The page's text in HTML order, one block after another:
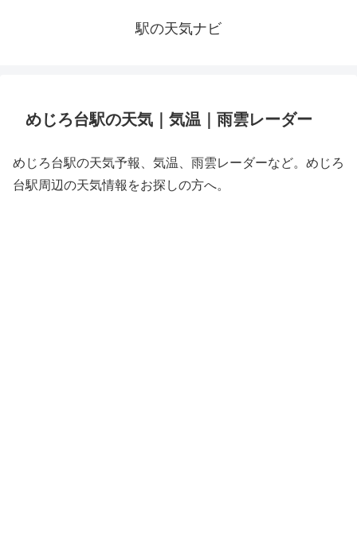
駅の天気ナビ
めじろ台駅の天気｜気温｜雨雲レーダー
めじろ台駅の天気予報、気温、雨雲レーダーなど。めじろ
台駅周辺の天気情報をお探しの方へ。